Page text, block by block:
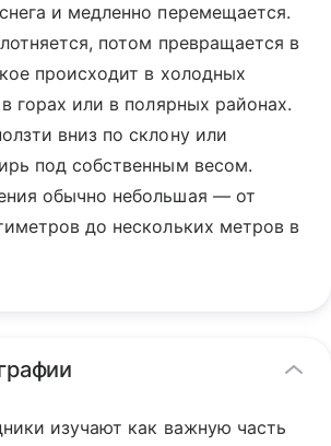
и медленно перемещается.
потом превращается в
происходит в холодных
горах или в полярных районах.
вниз по склону или
под собственным весом.
обычно небольшая — от
до нескольких метров в
изучают как важную часть